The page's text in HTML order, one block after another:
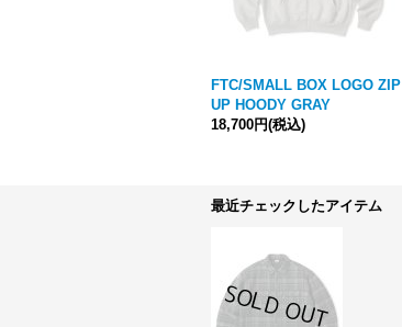
FTC/SMALL BOX LOGO ZIP
UP HOODY GRAY
18,700円(税込)
最近チェックしたアイテム